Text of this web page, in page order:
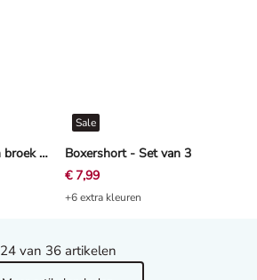
Pyjama set van shirt en broek - Paw Patrol - Petrolblauw Boxershort - Set van 3
Sale
€ 7,99
+6 extra kleuren
24van 36 artikelen